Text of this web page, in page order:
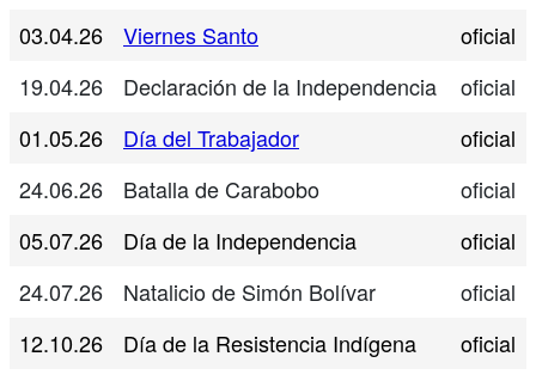
03.04.26
Viernes Santo
oficial
19.04.26
Declaración de la Independencia
oficial
01.05.26
Día del Trabajador
oficial
24.06.26
Batalla de Carabobo
oficial
05.07.26
Día de la Independencia
oficial
24.07.26
Natalicio de Simón Bolívar
oficial
12.10.26
Día de la Resistencia Indígena
oficial